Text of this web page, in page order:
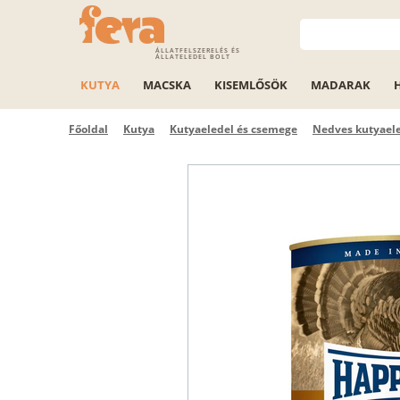
ÁLLATFELSZERELÉS ÉS
ÁLLATELEDEL BOLT
KUTYA MACSKA KISEMLŐSÖK MADARAK
Főoldal Kutya Kutyaeledel és csemege Nedves